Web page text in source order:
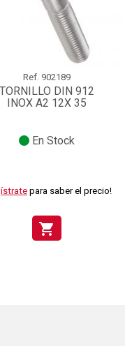
Ref. 902189
TORNILLO DIN 912
INOX A2 12X 35
En Stock
para saber el precio!
shopping_cart